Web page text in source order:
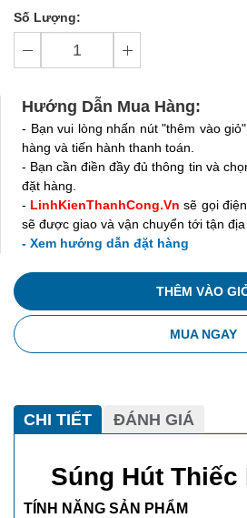
Số Lượng:
Hướng Dẫn Mua Hàng:
- Bạn vui lòng nhấn nút "thêm vào
hàng và tiến hành thanh toán.
- Bạn cần điền đầy đủ thông tin và
đặt hàng.
- LinhKienThanhCong.Vn sẽ gọi
sẽ được giao và vận chuyển tới tận
- Xem hướng dẫn đặt hàng
THÊM VÀO
MUA NGAY
CHI TIẾT ĐÁNH GIÁ
Súng Hút Thiếc
TÍNH NĂNG SẢN PHẨM